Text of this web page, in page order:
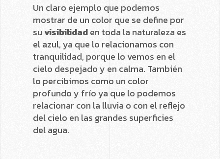
Un claro ejemplo que podemos
mostrar de un color que se define por
suvisibilidaden toda la naturaleza es
el azul, ya que lo relacionamos con
tranquilidad, porque lo vemos en el
cielo despejado y en calma. También
lo percibimos como un color
profundo y frío ya que lo podemos
relacionar con la lluvia o con el reflejo
del cielo en las grandes superficies
del agua.